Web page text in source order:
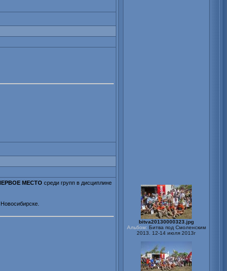
МЕСТО среди групп в дисциплине
bitva20130000323.jpg
Альбом:Битва под Смоленским
2013. 12-14 июля 2013г
bitva20130000322.jpg